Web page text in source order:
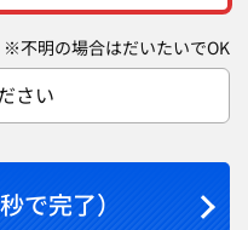
※不明の場合はだいたいでOK
さい
で完了）